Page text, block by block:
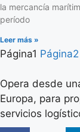
la mercancía
período
Leer más »
Página1 Página2
Opera desde
Europa, para
servicios